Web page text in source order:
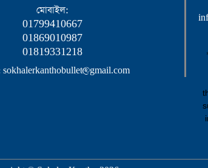
মোবাইল:
01799410667
01869010987
01819331218
sokhalerkanthobullet@gmail.com